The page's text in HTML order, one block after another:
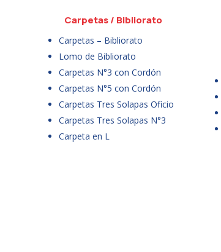
Carpetas / Bibliorato
Carpetas – Bibliorato
Lomo de Bibliorato
Carpetas N°3 con Cordón
Carpetas N°5 con Cordón
Carpetas Tres Solapas Oficio
Carpetas Tres Solapas N°3
Carpeta en L